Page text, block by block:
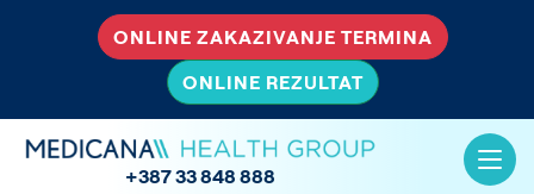
ONLINE ZAKAZIVANJE TERMINA
ONLINE REZULTAT
+387 33 848 888